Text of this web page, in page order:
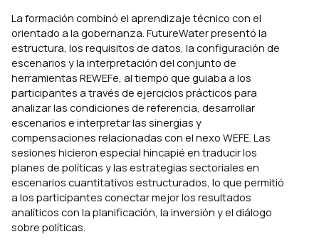
La formación combinó el aprendizaje técnico con el
orientado a la gobernanza. FutureWater presentó la
estructura, los requisitos de datos, la configuración de
escenarios y la interpretación del conjunto de
herramientas REWEFe, al tiempo que guiaba a los
participantes a través de ejercicios prácticos para
analizar las condiciones de referencia, desarrollar
escenarios e interpretar las sinergias y
compensaciones relacionadas con el nexo WEFE. Las
sesiones hicieron especial hincapié en traducir los
planes de políticas y las estrategias sectoriales en
escenarios cuantitativos estructurados, lo que permitió
a los participantes conectar mejor los resultados
analíticos con la planificación, la inversión y el diálogo
sobre políticas.